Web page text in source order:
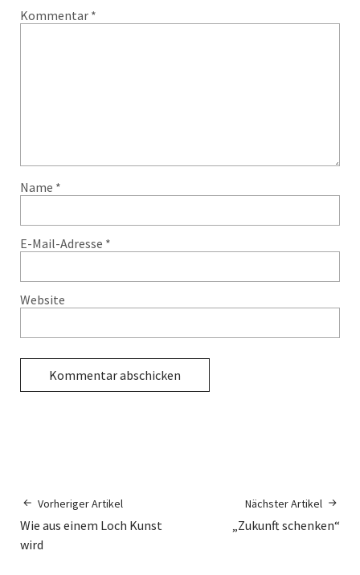
Kommentar *
Name *
E-Mail-Adresse *
Website
Vorheriger Artikel
Wie aus einem Loch Kunst
wird
Nächster Artikel
„Zukunft schenken“